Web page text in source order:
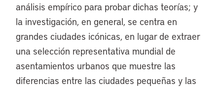
análisis empírico para probar dichas teorías; y
la investigación, en general, se centra en
grandes ciudades icónicas, en lugar de extraer
una selección representativa mundial de
asentamientos urbanos que muestre las
diferencias entre las ciudades pequeñas y las